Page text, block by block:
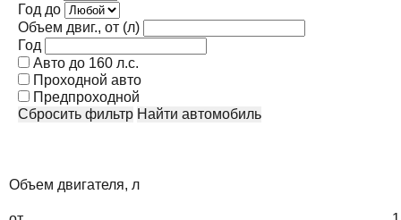
Год до
Объем двиг., от (л)
Год
Авто до 160 л.с.
Проходной авто
Предпроходной
Сбросить фильтр
Найти автомобиль
Объем двигателя, л